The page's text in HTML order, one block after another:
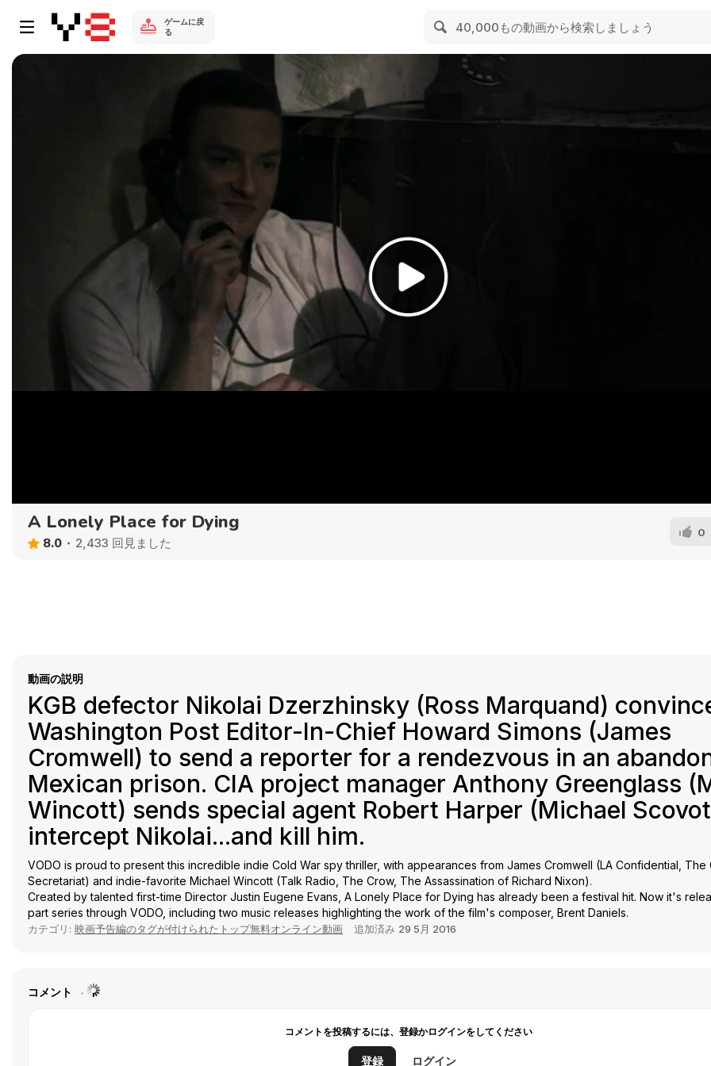
ゲームに戻
る
A Lonely Place for Dying
8.0 2,433 回見ました
0
動画の説明
KGB defector Nikolai Dzerzhinsky (Ross Marquand)
Washington Post Editor-In-Chief Howard Simons (James
Cromwell) to send a reporter for a rendezvous in an
Mexican prison. CIA project manager Anthony Greenglass
Wincott) sends special agent Robert Harper (Michael
intercept Nikolai...and kill him.
VODO is proud to present this incredible indie Cold War spy thriller, with appearances from James Cromwell (LA Confidential, The
Secretariat) and indie-favorite Michael Wincott (Talk Radio, The Crow, The Assassination of Richard Nixon).
Created by talented first-time Director Justin Eugene Evans, A Lonely Place for Dying has already been a festival hit. Now it's
part series through VODO, including two music releases highlighting the work of the film's composer, Brent Daniels.
カテゴリ: 映画予告編のタグが付けられたトップ無料オンライン動画 追加済み 29 5月 2016
コメント
コメントを投稿するには、登録かログインをしてください
登録 ログイン